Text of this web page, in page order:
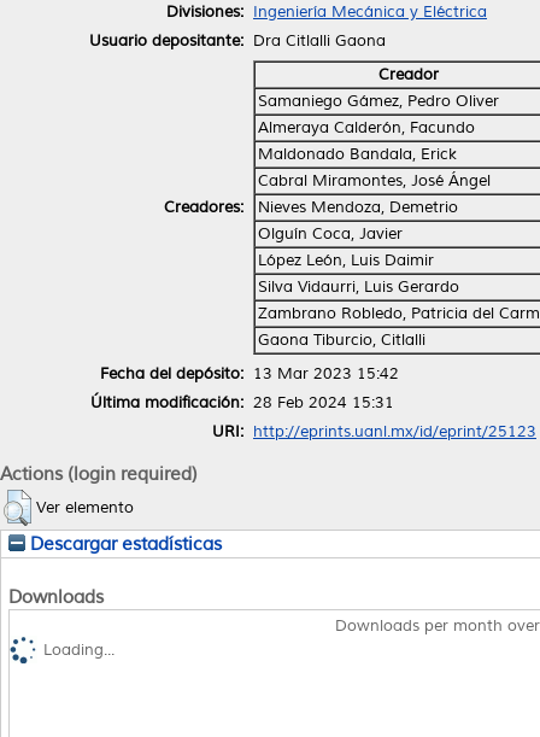
Divisiones: Ingeniería Mecánica y Eléctrica
Usuario depositante: Dra Citlalli Gaona
Creadores:
Creador
Samaniego Gámez, Pedro Oliver
Almeraya Calderón, Facundo
Maldonado Bandala, Erick
Cabral Miramontes, José Ángel
Nieves Mendoza, Demetrio
Olguín Coca, Javier
López León, Luis Daimir
Silva Vidaurri, Luis Gerardo
Zambrano Robledo, Patricia del
Gaona Tiburcio, Citlalli
Fecha del depósito: 13 Mar 2023 15:42
Última modificación: 28 Feb 2024 15:31
URI: http://eprints.uanl.mx/id/eprint/25123
Actions (login required)
Ver elemento
Descargar estadísticas
Downloads
Downloads per month
Loading...